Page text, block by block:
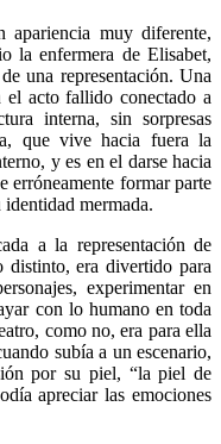
apariencia muy diferente,
la enfermera de Elisabet,
una representación. Una
el acto fallido conectado a
interna, sin sorpresas
que vive hacia fuera la
y es en el darse hacia
erróneamente formar parte
mermada.
a la representación de
distinto, era divertido para
experimentar en
con lo humano en toda
como no, era para ella
subía a un escenario,
por su piel, “la piel de
apreciar las emociones